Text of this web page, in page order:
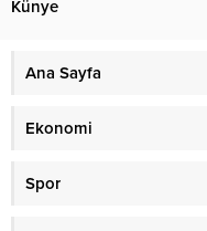
Künye
Ana Sayfa
Ekonomi
Spor